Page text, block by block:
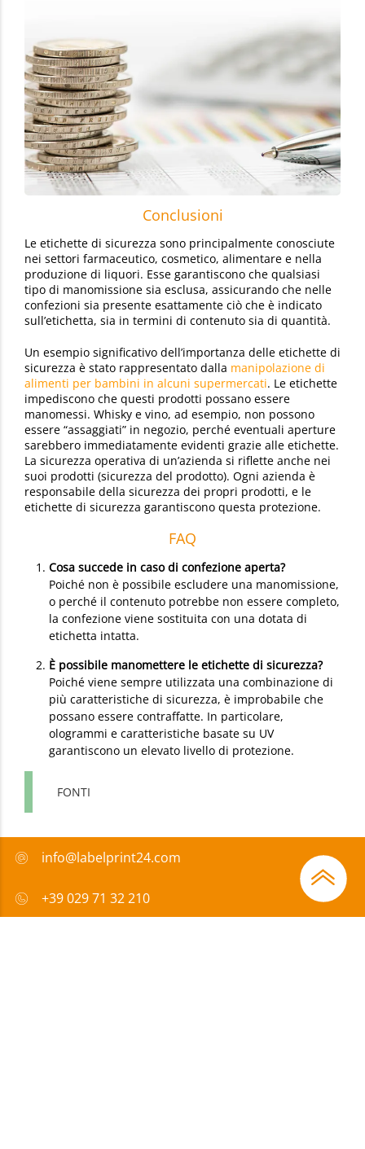
Conclusioni
Le etichette di sicurezza sono principalmente conosciute
nei settori farmaceutico, cosmetico, alimentare e nella
produzione di liquori. Esse garantiscono che qualsiasi
tipo di manomissione sia esclusa, assicurando che nelle
confezioni sia presente esattamente ciò che è indicato
sull’etichetta, sia in termini di contenuto sia di quantità.
Un esempio significativo dell’importanza delle etichette di
sicurezza è stato rappresentato dalla manipolazione di
alimenti per bambini in alcuni supermercati. Le etichette
impediscono che questi prodotti possano essere
manomessi. Whisky e vino, ad esempio, non possono
essere “assaggiati” in negozio, perché eventuali aperture
sarebbero immediatamente evidenti grazie alle etichette.
La sicurezza operativa di un’azienda si riflette anche nei
suoi prodotti (sicurezza del prodotto). Ogni azienda è
responsabile della sicurezza dei propri prodotti, e le
etichette di sicurezza garantiscono questa protezione.
FAQ
Cosa succede in caso di confezione aperta?
Poiché non è possibile escludere una manomissione,
o perché il contenuto potrebbe non essere completo,
la confezione viene sostituita con una dotata di
etichetta intatta.
È possibile manomettere le etichette di sicurezza?
Poiché viene sempre utilizzata una combinazione di
più caratteristiche di sicurezza, è improbabile che
possano essere contraffatte. In particolare,
ologrammi e caratteristiche basate su UV
garantiscono un elevato livello di protezione.
FONTI
info@labelprint24.com
+39 029 71 32 210